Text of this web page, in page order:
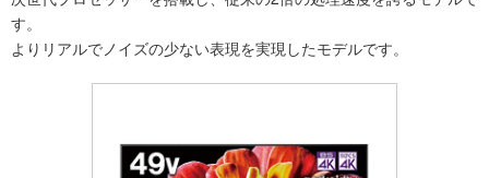
す。
よりリアルでノイズの少ない表現を実現したモデルです。